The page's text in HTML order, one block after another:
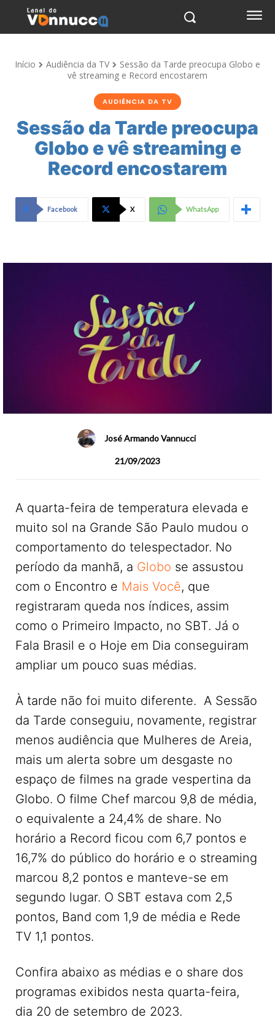
Início Audiência da TV
Sessão da Tarde preocupa Globo e
vê streaming e Record encostarem
AUDIÊNCIA DA TV
Sessão da Tarde preocupa
Globo e vê streaming e
Record encostarem
Facebook X WhatsApp
José Armando Vannucci
21/09/2023
A quarta-feira de temperatura elevada e
muito sol na Grande São Paulo mudou o
comportamento do telespectador. No
período da manhã, a Globo se assustou
com o Encontro e Mais Você, que
registraram queda nos índices, assim
como o Primeiro Impacto, no SBT. Já o
Fala Brasil e o Hoje em Dia conseguiram
ampliar um pouco suas médias.
À tarde não foi muito diferente. A Sessão
da Tarde conseguiu, novamente, registrar
menos audiência que Mulheres de Areia,
mais um alerta sobre um desgaste no
espaço de filmes na grade vespertina da
Globo. O filme Chef marcou 9,8 de média,
o equivalente a 24,4% de share. No
horário a Record ficou com 6,7 pontos e
16,7% do público do horário e o streaming
marcou 8,2 pontos e manteve-se em
segundo lugar. O SBT estava com 2,5
pontos, Band com 1,9 de média e Rede
TV 1,1 pontos.
Confira abaixo as médias e o share dos
programas exibidos nesta quarta-feira,
dia 20 de setembro de 2023.